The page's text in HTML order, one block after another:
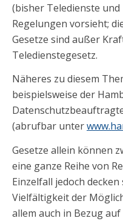
(bisher Teledienste
Regelungen vorsieht;
Gesetze sind außer
Teledienstegesetz.
Näheres zu diesem
beispielsweise der
(abrufbar unter
Gesetze allein können
eine ganze Reihe von
Einzelfall jedoch
Vielfältigkeit der
allem auch in Bezug